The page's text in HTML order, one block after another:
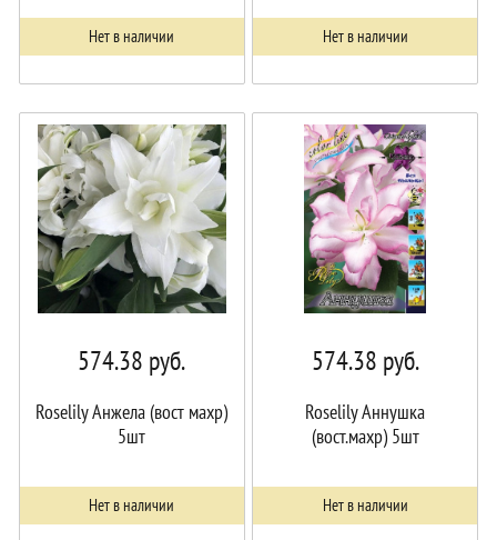
Нет в наличии Нет в наличии
574.38 руб.
Roselily Анжела (вост махр)
5шт
Нет в наличии
574.38 руб.
Roselily Аннушка
(вост.махр) 5шт
Нет в наличии